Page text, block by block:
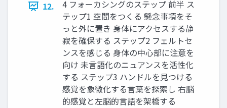
12.
4 フォーカシングのステップ 前半 ス
テップ1 空間をつくる 懸念事項をそ
っと外に置き 身体にアクセスする静
寂を確保する ステップ2 フェルトセ
ンスを感じる 身体の中心部に注意を
向け 未言語化のニュアンスを活性化
する ステップ3 ハンドルを見つける
感覚を象徴化する言葉を探索し 右脳
的感覚と左脳的言語を架橋する